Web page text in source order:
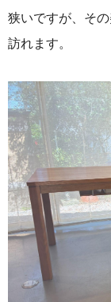
狭いですが、そ
訪れます。